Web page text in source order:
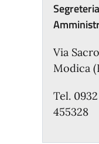
Via
Modica
Tel.
455328